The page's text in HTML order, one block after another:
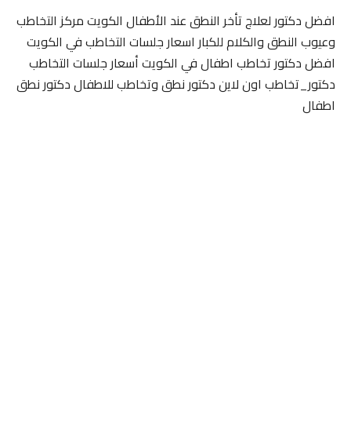
افضل دكتور لعلاج تأخر النطق عند الأطفال الكويت مركز التخاطب
وعيوب النطق والكلام للكبار اسعار جلسات التخاطب في الكويت
افضل دكتور تخاطب اطفال في الكويت أسعار جلسات التخاطب
دكتور_تخاطب اون لاين دكتور نطق وتخاطب للاطفال دكتور نطق
اطفال